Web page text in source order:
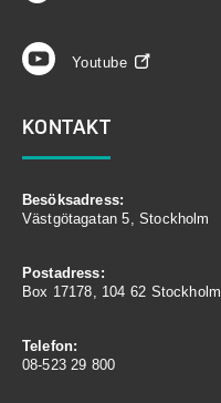
Youtube
KONTAKT
Besöksadress:
Västgötagatan 5, Stockholm
Postadress:
Box 17178, 104 62 Stockholm
Telefon:
08-523 29 800